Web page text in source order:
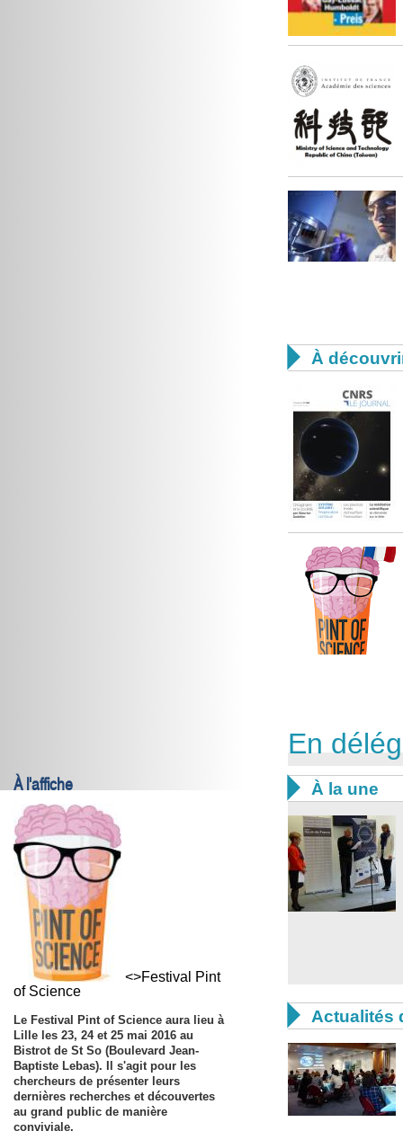
 À
À l'affiche
<>Festival Pint
of Science
Le Festival Pint of Science aura lieu à
Lille les 23, 24 et 25 mai 2016 au
Bistrot de St So (Boulevard Jean-
Baptiste Lebas). Il s'agit pour les
chercheurs de présenter leurs
dernières recherches et découvertes
au grand public de manière
conviviale.
En
 À la une
 Actualités